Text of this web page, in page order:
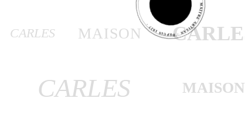
CARLES MAISON
CARLES MAISON